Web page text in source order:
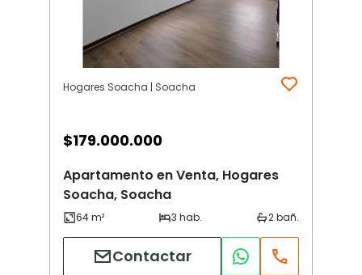
Hogares Soacha | Soacha
$179.000.000
Apartamento en Venta, Hogares
Soacha, Soacha
Contactar